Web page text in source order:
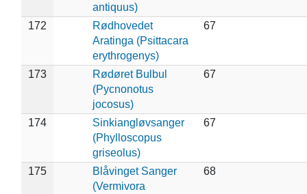
antiquus)
172
Rødhovedet
Aratinga (Psittacara
erythrogenys)
67
173
Rødøret Bulbul
(Pycnonotus
jocosus)
67
174
Sinkiangløvsanger
(Phylloscopus
griseolus)
67
175
Blåvinget Sanger
(Vermivora
68